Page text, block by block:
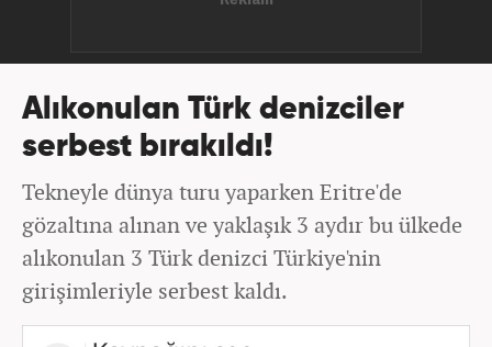
Alıkonulan Türk denizciler
serbest bırakıldı!
Tekneyle dünya turu yaparken Eritre'de
gözaltına alınan ve yaklaşık 3 aydır bu ülkede
alıkonulan 3 Türk denizci Türkiye'nin
girişimleriyle serbest kaldı.